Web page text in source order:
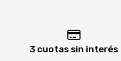
3 cuotas sin interés